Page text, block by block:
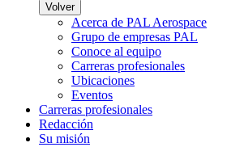
Volver
Acerca de PAL Aerospace
Grupo de empresas PAL
Conoce al equipo
Carreras profesionales
Ubicaciones
Eventos
Carreras profesionales
Redacción
Su misión